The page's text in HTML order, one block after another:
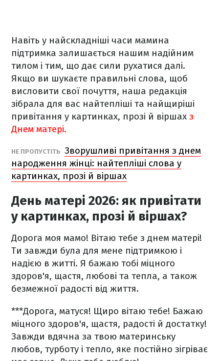
Навіть у найскладніші часи мамина
підтримка залишається нашим надійним
тилом і тим, що дає сили рухатися далі.
Якщо ви шукаєте правильні слова, щоб
висловити свої почуття, наша редакція
зібрала для вас найтепліші та найщиріші
привітання у картинках, прозі й віршах з
Днем матері.
НЕ ПРОПУСТІТЬ Зворушливі привітання з днем
народження жінці: найтепліші слова у
картинках, прозі й віршах
День матері 2026: як привітати
у картинках, прозі й віршах?
Дорога моя мамо! Вітаю тебе з днем матері!
Ти завжди була для мене підтримкою і
надією в житті. Я бажаю тобі міцного
здоров'я, щастя, любові та тепла, а також
безмежної радості від життя.
***Дорога, матуся! Щиро вітаю тебе! Бажаю
міцного здоров'я, щастя, радості й достатку!
Завжди вдячна за твою материнську
любов, турботу і тепло, яке постійно зігріває